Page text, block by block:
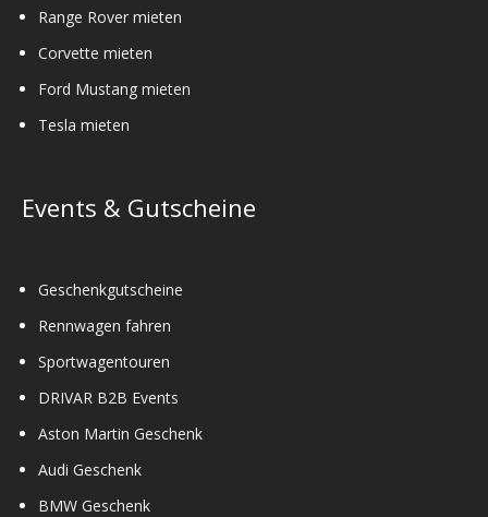
Range Rover mieten
Corvette mieten
Ford Mustang mieten
Tesla mieten
Events & Gutscheine
Geschenkgutscheine
Rennwagen fahren
Sportwagentouren
DRIVAR B2B Events
Aston Martin Geschenk
Audi Geschenk
BMW Geschenk